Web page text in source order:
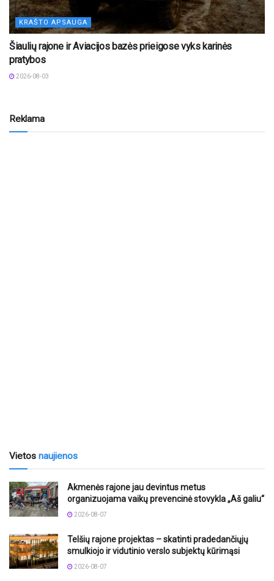
KRAŠTO APSAUGA
Šiaulių rajone ir Aviacijos bazės prieigose vyks karinės
pratybos
2026-08-03
Reklama
Vietos naujienos
Akmenės rajone jau devintus metus
organizuojama vaikų prevencinė stovykla „Aš galiu“
2026-08-07
Telšių rajone projektas – skatinti pradedančiųjų
smulkiojo ir vidutinio verslo subjektų kūrimąsi
2026-08-07